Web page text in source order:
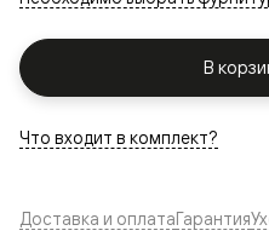
В
Что входит в комплект?
Доставка и оплатаГарантия